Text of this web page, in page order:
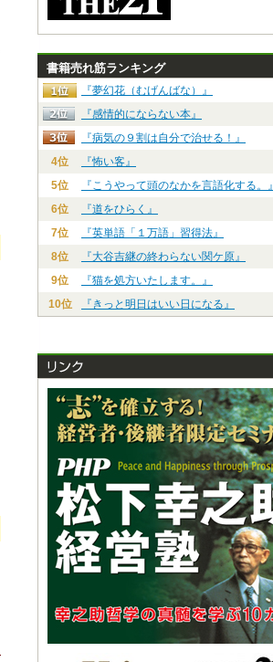
書籍売れ筋ランキング
『夢幻花（むげんばな）』
『感情的にならない本』
『病気の９割は自分で治せる！』
4位
『怖い客』
5位
『こうやって頭のなかを言語化する。』
6位
『道をひらく』
7位
『英単語「１万語」習得法』
8位
『大谷吉継の終わらない関ケ原』
9位
『猫を処方いたします。』
10位
『きっと明日はいい日になる』